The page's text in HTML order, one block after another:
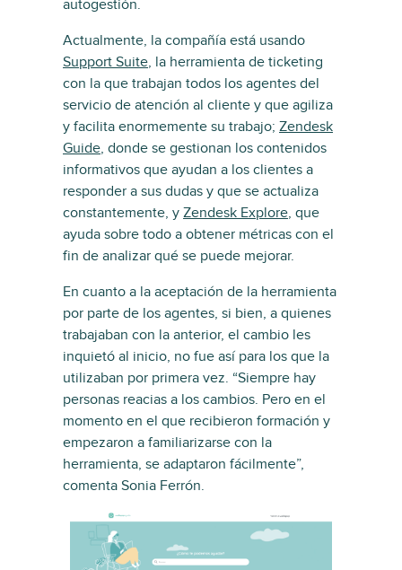
autogestión.
Actualmente, la compañía está usando
Support Suite, la herramienta de ticketing
con la que trabajan todos los agentes del
servicio de atención al cliente y que agiliza
y facilita enormemente su trabajo; Zendesk
Guide, donde se gestionan los contenidos
informativos que ayudan a los clientes a
responder a sus dudas y que se actualiza
constantemente, y Zendesk Explore, que
ayuda sobre todo a obtener métricas con el
fin de analizar qué se puede mejorar.
En cuanto a la aceptación de la herramienta
por parte de los agentes, si bien, a quienes
trabajaban con la anterior, el cambio les
inquietó al inicio, no fue así para los que la
utilizaban por primera vez. “Siempre hay
personas reacias a los cambios. Pero en el
momento en el que recibieron formación y
empezaron a familiarizarse con la
herramienta, se adaptaron fácilmente”,
comenta Sonia Ferrón.